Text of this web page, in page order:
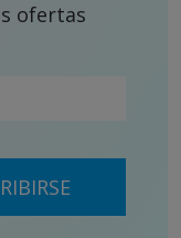
ofertas